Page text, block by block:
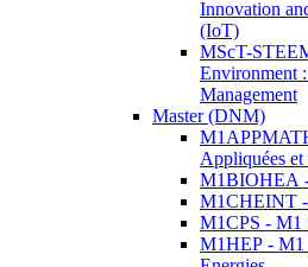
Innovation
(IoT)
MScT-
Environment
Management
Master (DNM)
Appliquées et
M1BIOHEA
M1CHEINT -
M1CPS - M1
M1HEP - M1